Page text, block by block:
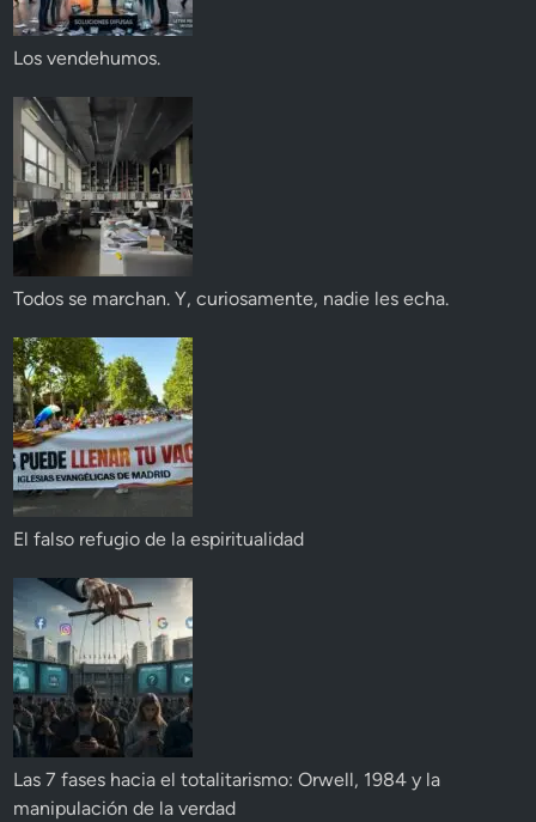
Los vendehumos.
Todos se marchan. Y, curiosamente, nadie les echa.
El falso refugio de la espiritualidad
Las 7 fases hacia el totalitarismo: Orwell, 1984 y la
manipulación de la verdad